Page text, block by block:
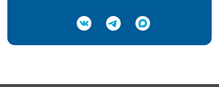
Подтвердить e-mail